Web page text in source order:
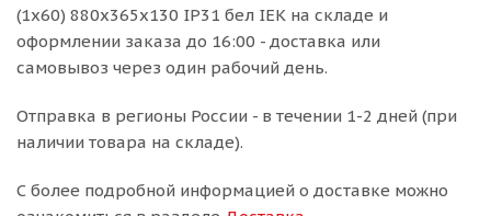
(1х60) 880х365х130 IP31 бел IEK на складе и
оформлении заказа до 16:00 - доставка или
самовывоз через один рабочий день.
Отправка в регионы России - в течении 1-2 дней (при
наличии товара на складе).
С более подробной информацией о доставке можно